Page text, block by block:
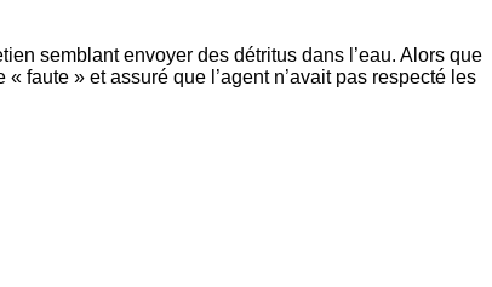
semblant envoyer des détritus dans l’eau. Alors que
faute » et assuré que l’agent n’avait pas respecté les